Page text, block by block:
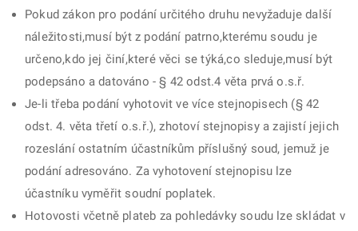
Pokud zákon pro podání určitého druhu nevyžaduje další
náležitosti,musí být z podání patrno,kterému soudu je
určeno,kdo jej činí,které věci se týká,co sleduje,musí být
podepsáno a datováno - § 42 odst.4 věta prvá o.s.ř.
Je-li třeba podání vyhotovit ve více stejnopisech (§ 42
odst. 4. věta třetí o.s.ř.), zhotoví stejnopisy a zajistí jejich
rozeslání ostatním účastníkům příslušný soud, jemuž je
podání adresováno. Za vyhotovení stejnopisu lze
účastníku vyměřit soudní poplatek.
Hotovosti včetně plateb za pohledávky soudu lze skládat v